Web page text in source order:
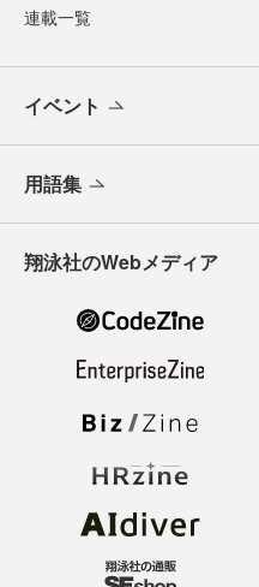
連載一覧
イベント
用語集
翔泳社のWebメディア